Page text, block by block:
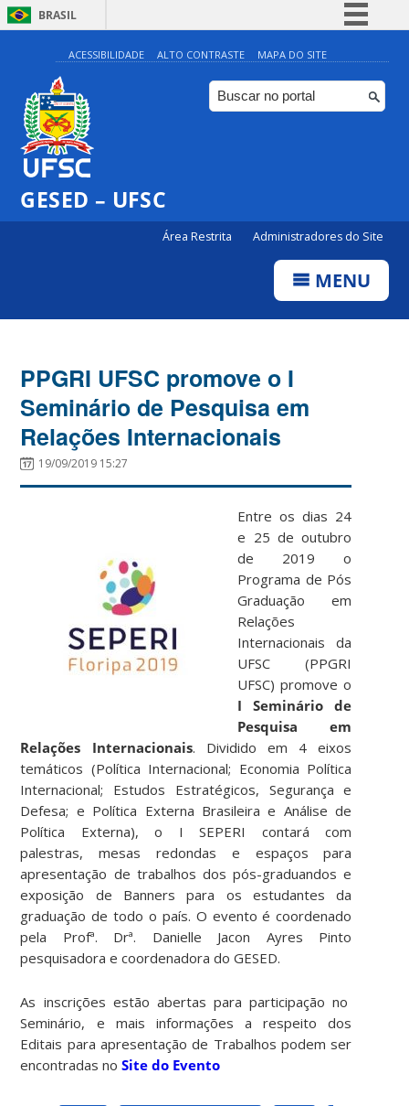
BRASIL
Simplifique!
Comunica BR
Participe
ACESSIBILIDADE ALTO CONTRASTE MAPA DO SITE
GESED – UFSC
Área Restrita Administradores do Site
MENU
PPGRI UFSC promove o I
Seminário de Pesquisa em
Relações Internacionais
19/09/2019 15:27
Entre os dias 24
e 25 de outubro
de 2019 o
Programa de Pós
Graduação em
Relações
Internacionais da
UFSC (PPGRI
UFSC) promove o
I Seminário de
Pesquisa em
Relações Internacionais. Dividido em 4 eixos
temáticos (Política Internacional; Economia Política
Internacional; Estudos Estratégicos, Segurança e
Defesa; e Política Externa Brasileira e Análise de
Política Externa), o I SEPERI contará com
palestras, mesas redondas e espaços para
apresentação de trabalhos dos pós-graduandos e
exposição de Banners para os estudantes da
graduação de todo o país. O evento é coordenado
pela Profª. Drª. Danielle Jacon Ayres Pinto
pesquisadora e coordenadora do GESED.
As inscrições estão abertas para participação no
Seminário, e mais informações a respeito dos
Editais para apresentação de Trabalhos podem ser
encontradas noSite do Evento